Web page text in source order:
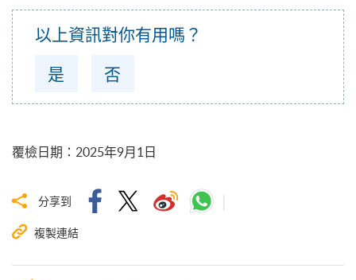
以上資訊對你有用嗎？
是
否
覆檢日期 ： 2025年9月1日
分享到
複製連結